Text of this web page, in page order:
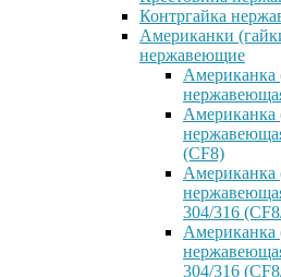
Контргайка
Американки
нержавеющие
Американка
Американка
(CF8)
Американка
304/316
Американка
304/316